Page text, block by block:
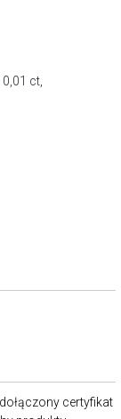
ct,
certyfikat